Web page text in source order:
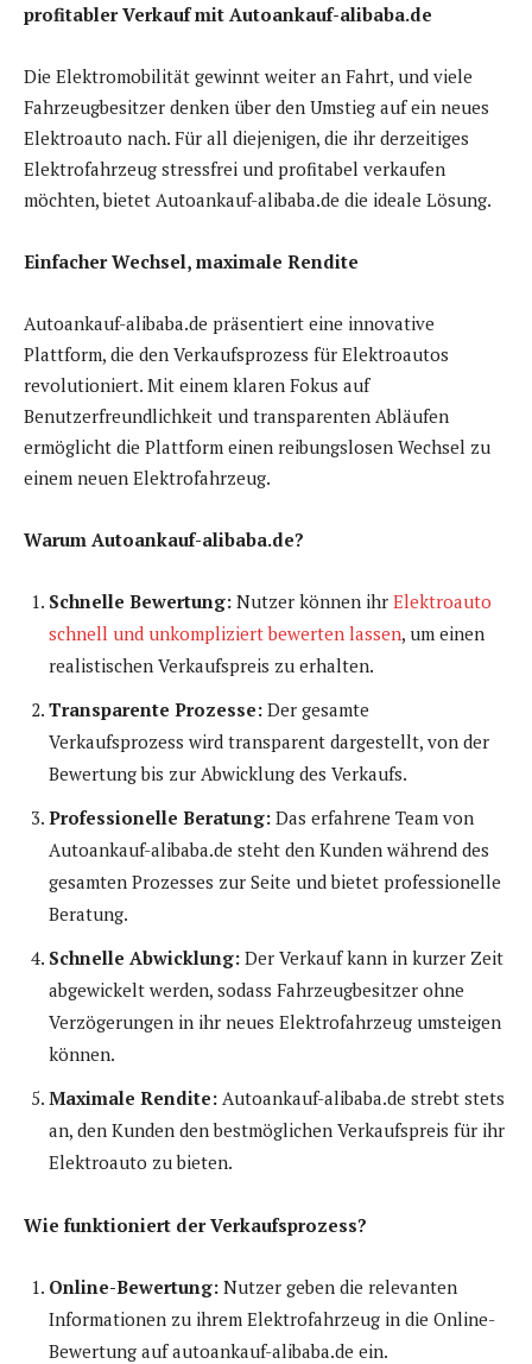
profitabler Verkauf mit Autoankauf-alibaba.de
Die Elektromobilität gewinnt weiter an Fahrt, und viele
Fahrzeugbesitzer denken über den Umstieg auf ein neues
Elektroauto nach. Für all diejenigen, die ihr derzeitiges
Elektrofahrzeug stressfrei und profitabel verkaufen
möchten, bietet Autoankauf-alibaba.de die ideale Lösung.
Einfacher Wechsel, maximale Rendite
Autoankauf-alibaba.de präsentiert eine innovative
Plattform, die den Verkaufsprozess für Elektroautos
revolutioniert. Mit einem klaren Fokus auf
Benutzerfreundlichkeit und transparenten Abläufen
ermöglicht die Plattform einen reibungslosen Wechsel zu
einem neuen Elektrofahrzeug.
Warum Autoankauf-alibaba.de?
Schnelle Bewertung: Nutzer können ihr Elektroauto
schnell und unkompliziert bewerten lassen, um einen
realistischen Verkaufspreis zu erhalten.
Transparente Prozesse: Der gesamte
Verkaufsprozess wird transparent dargestellt, von der
Bewertung bis zur Abwicklung des Verkaufs.
Professionelle Beratung: Das erfahrene Team von
Autoankauf-alibaba.de steht den Kunden während des
gesamten Prozesses zur Seite und bietet professionelle
Beratung.
Schnelle Abwicklung: Der Verkauf kann in kurzer Zeit
abgewickelt werden, sodass Fahrzeugbesitzer ohne
Verzögerungen in ihr neues Elektrofahrzeug umsteigen
können.
Maximale Rendite: Autoankauf-alibaba.de strebt stets
an, den Kunden den bestmöglichen Verkaufspreis für ihr
Elektroauto zu bieten.
Wie funktioniert der Verkaufsprozess?
Online-Bewertung: Nutzer geben die relevanten
Informationen zu ihrem Elektrofahrzeug in die Online-
Bewertung auf autoankauf-alibaba.de ein.